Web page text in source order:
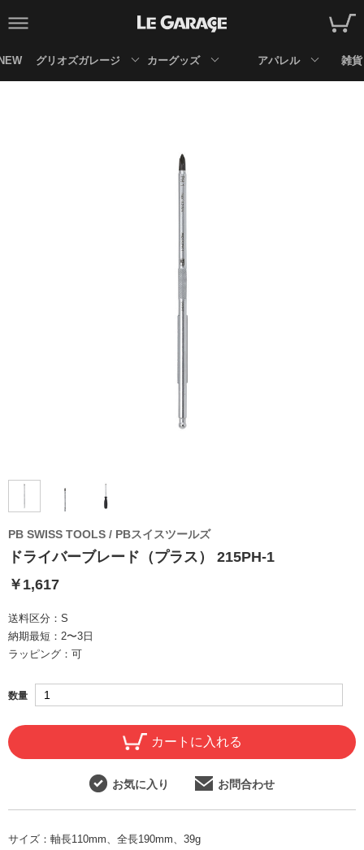
グリオズガレージ カーグッズ アパレル 雑貨
PB SWISS TOOLS / PBスイスツールズ
ドライバーブレード（プラス） 215PH-1
￥1,617
送料区分： S
納期最短： 2〜3日
ラッピング： 可
数量
カートに入れる
お気に入り お問合わせ
サイズ： 軸長110mm、全長190mm、39g